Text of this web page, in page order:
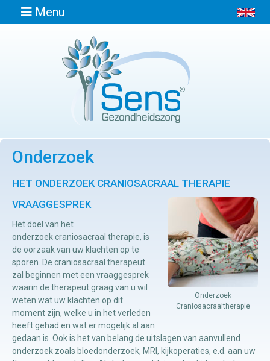
Menu
Afspraak
Locaties
Contact
Osteopathie
Manuele
therapie
Viscerale
Onderzoek
HET ONDERZOEK CRANIOSACRAAL THERAPIE
Onderzoek
Craniosacraaltherapie
VRAAGGESPREK
Het doel van het
onderzoek craniosacraal therapie, is
de oorzaak van uw klachten op te
sporen. De craniosacraal therapeut
zal beginnen met een vraaggesprek
waarin de therapeut graag van u wil
weten wat uw klachten op dit
moment zijn, welke u in het verleden
heeft gehad en wat er mogelijk al aan
gedaan is. Ook is het van belang de uitslagen van aanvullend
onderzoek zoals bloedonderzoek, MRI, kijkoperaties, e.d. aan uw